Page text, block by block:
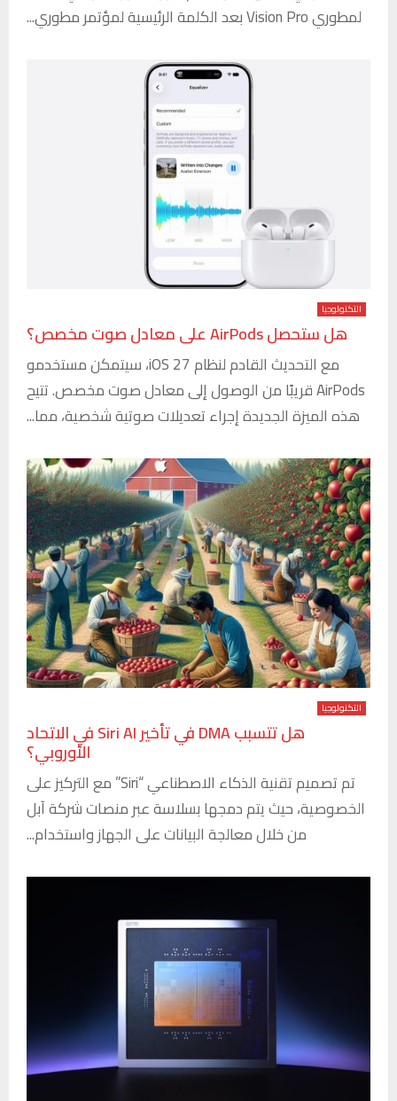
لمطوري Vision Pro بعد الكلمة الرئيسية لمؤتمر مطوري...
التكنولوجيا
هل ستحصل AirPods على معادل صوت مخصص؟
مع التحديث القادم لنظام iOS 27، سيتمكن مستخدمو
AirPods قريبًا من الوصول إلى معادل صوت مخصص. تتيح
هذه الميزة الجديدة إجراء تعديلات صوتية شخصية، مما...
التكنولوجيا
هل تتسبب DMA في تأخير Siri AI في الاتحاد
الأوروبي؟
تم تصميم تقنية الذكاء الاصطناعي “Siri” مع التركيز على
الخصوصية، حيث يتم دمجها بسلاسة عبر منصات شركة آبل
من خلال معالجة البيانات على الجهاز واستخدام...